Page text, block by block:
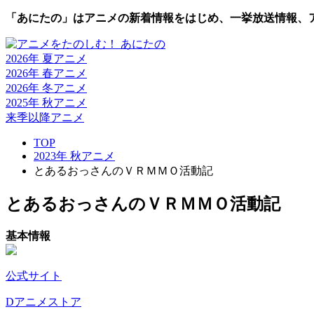
「あにたの」はアニメの新着情報をはじめ、一挙放送情報
2026年 夏アニメ
2026年 春アニメ
2026年 冬アニメ
2025年 秋アニメ
来季以降アニメ
TOP
2023年 秋アニメ
とあるおっさんのＶＲＭＭＯ活動記
とあるおっさんのＶＲＭＭＯ活動記
基本情報
公式サイト
Dアニメストア